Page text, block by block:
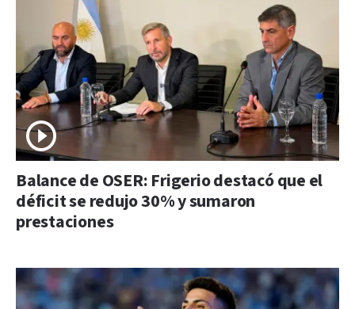
Balance de OSER: Frigerio destacó que el
déficit se redujo 30% y sumaron
prestaciones